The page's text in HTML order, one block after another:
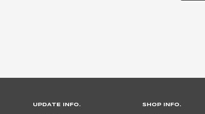
UPDATE INFO. SHOP INFO.